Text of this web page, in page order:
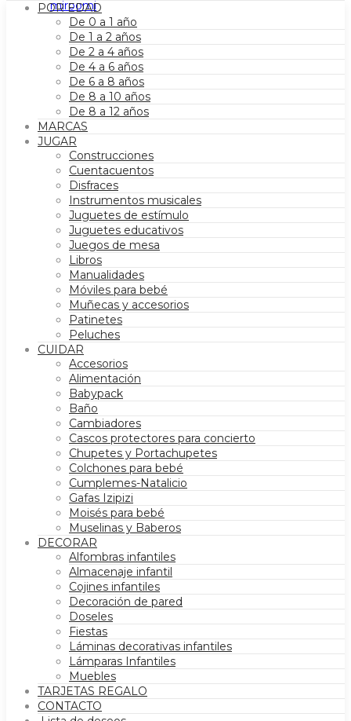
POR EDAD
De 0 a 1 año
De 1 a 2 años
De 2 a 4 años
De 4 a 6 años
De 6 a 8 años
De 8 a 10 años
De 8 a 12 años
MARCAS
JUGAR
Construcciones
Cuentacuentos
Disfraces
Instrumentos musicales
Juguetes de estímulo
Juguetes educativos
Juegos de mesa
Libros
Manualidades
Móviles para bebé
Muñecas y accesorios
Patinetes
Peluches
CUIDAR
Accesorios
Alimentación
Babypack
Baño
Cambiadores
Cascos protectores para concierto
Chupetes y Portachupetes
Colchones para bebé
Cumplemes-Natalicio
Gafas Izipizi
Moisés para bebé
Muselinas y Baberos
DECORAR
Alfombras infantiles
Almacenaje infantil
Cojines infantiles
Decoración de pared
Doseles
Fiestas
Láminas decorativas infantiles
Lámparas Infantiles
Muebles
TARJETAS REGALO
CONTACTO